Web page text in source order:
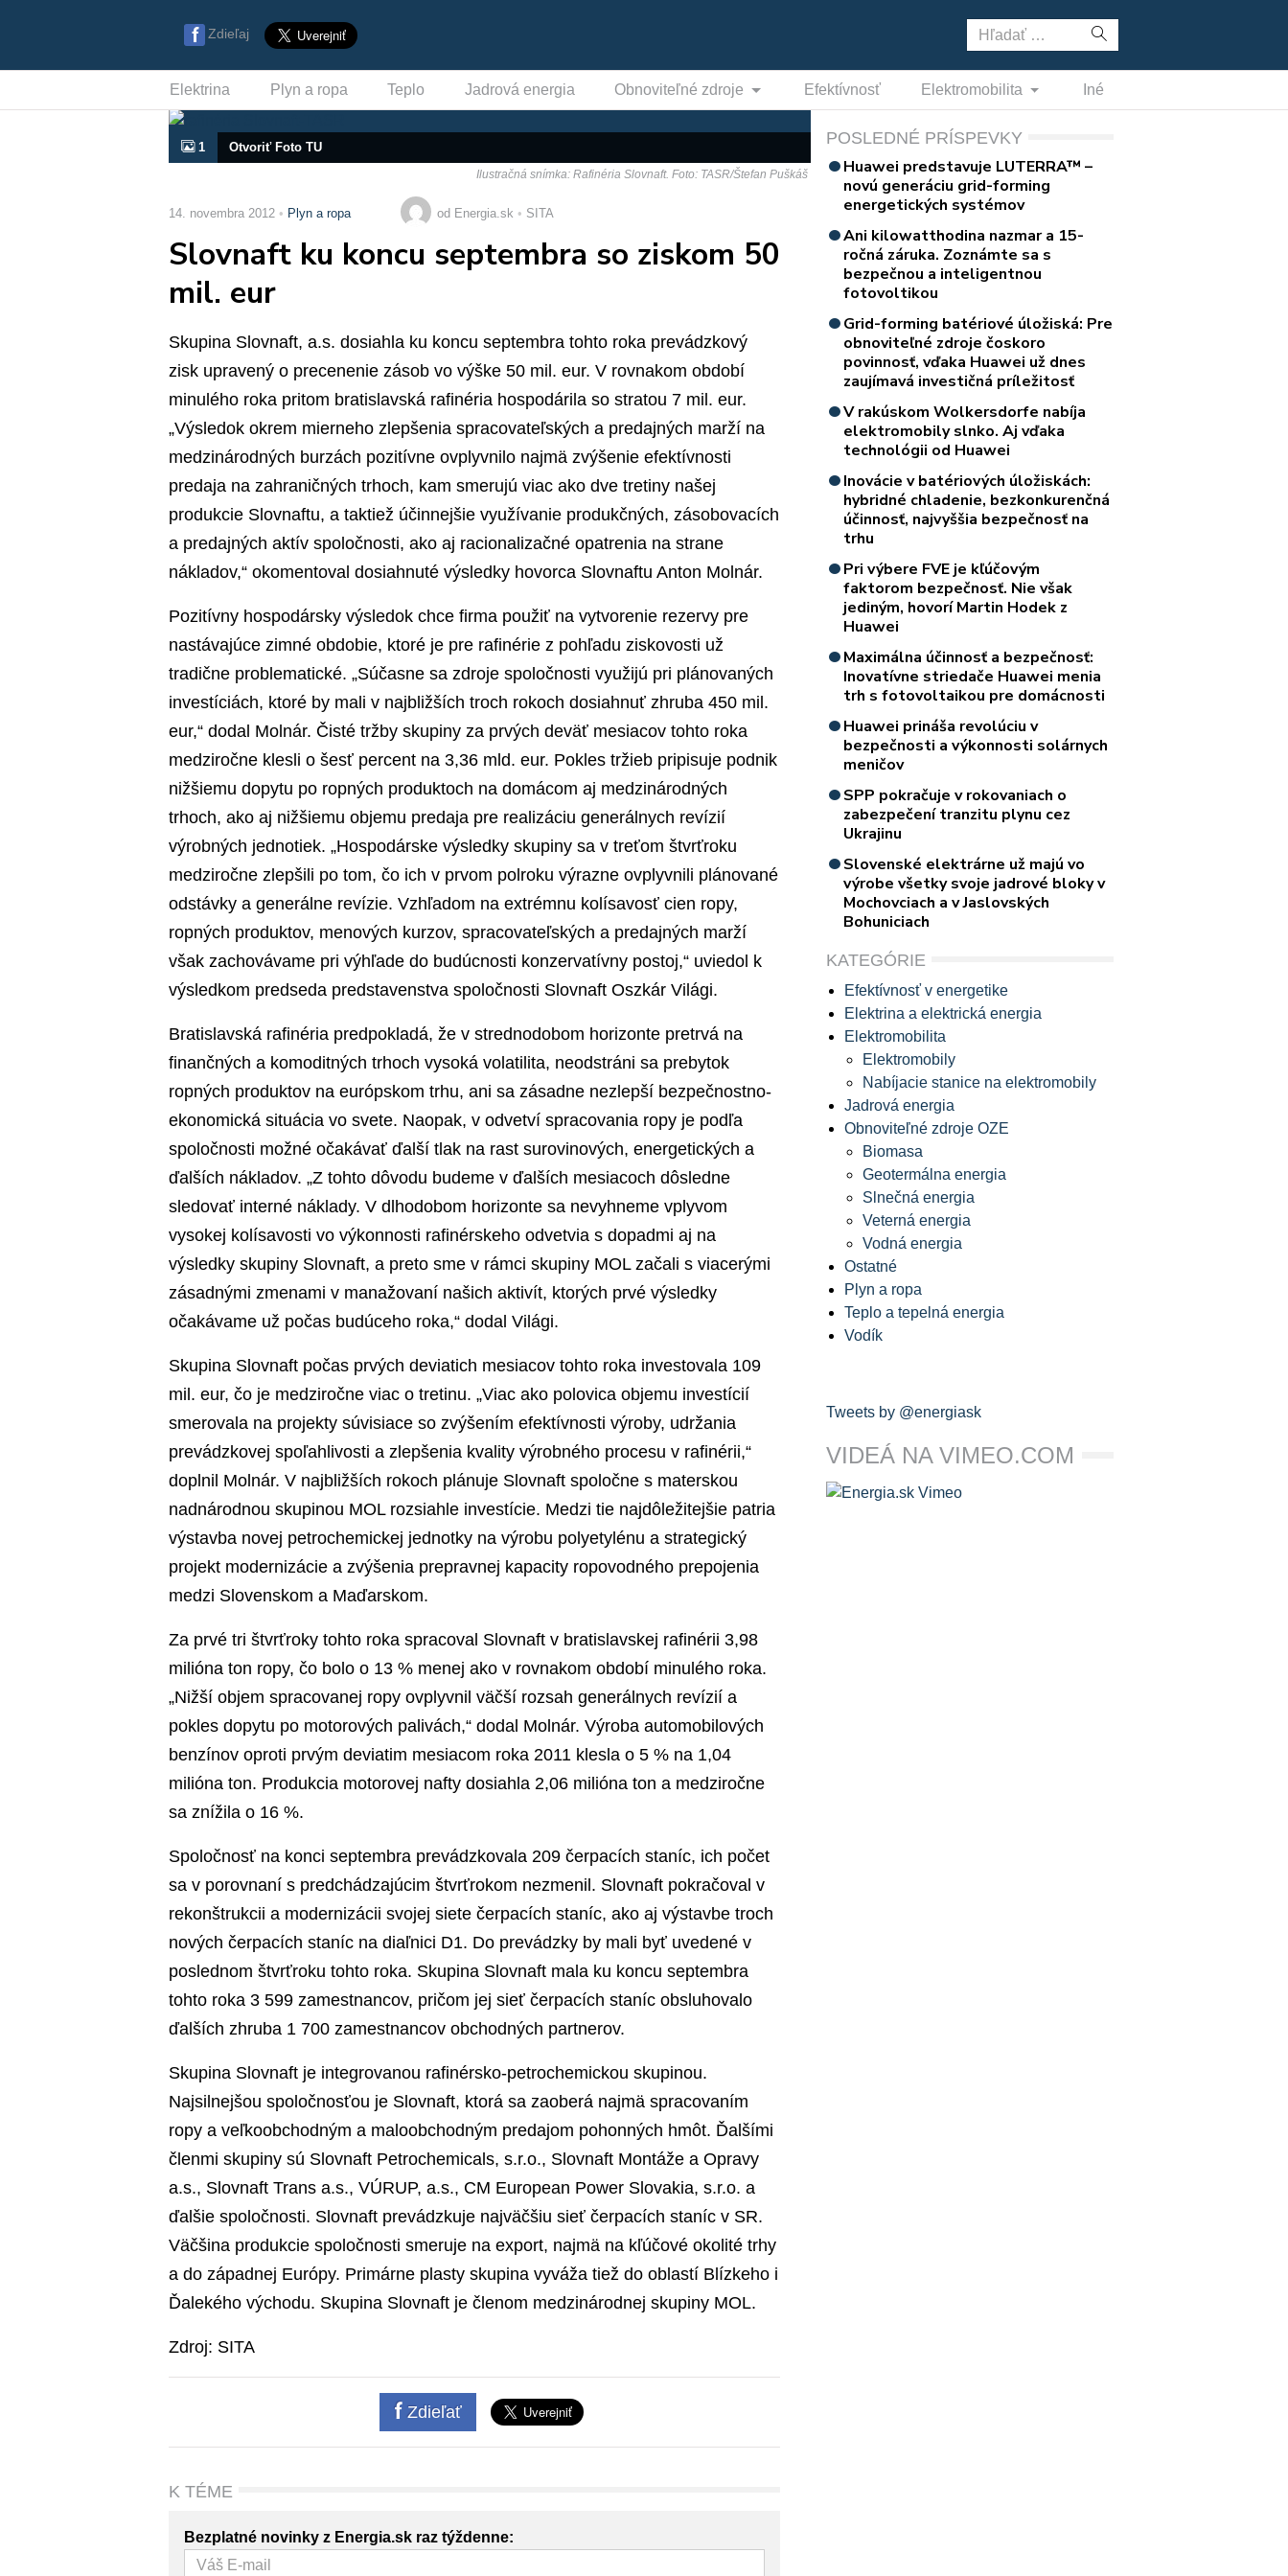
Zdieľaj Hľadať:
Elektrina Plyn a ropa Teplo Jadrová energia Obnoviteľné zdroje Efektívnosť Elektromobilita Iné
1 Otvoriť Foto TU
Ilustračná snímka: Rafinéria Slovnaft. Foto: TASR/Štefan Puškáš
14. novembra 2012 Plyn a ropa od Energia.sk SITA
Slovnaft ku koncu septembra so ziskom 50
mil. eur
Skupina Slovnaft, a.s. dosiahla ku koncu septembra tohto roka prevádzkový
zisk upravený o precenenie zásob vo výške 50 mil. eur. V rovnakom období
minulého roka pritom bratislavská rafinéria hospodárila so stratou 7 mil. eur.
„Výsledok okrem mierneho zlepšenia spracovateľských a predajných marží na
medzinárodných burzách pozitívne ovplyvnilo najmä zvýšenie efektívnosti
predaja na zahraničných trhoch, kam smerujú viac ako dve tretiny našej
produkcie Slovnaftu, a taktiež účinnejšie využívanie produkčných, zásobovacích
a predajných aktív spoločnosti, ako aj racionalizačné opatrenia na strane
nákladov,“ okomentoval dosiahnuté výsledky hovorca Slovnaftu Anton Molnár.
Pozitívny hospodársky výsledok chce firma použiť na vytvorenie rezervy pre
nastávajúce zimné obdobie, ktoré je pre rafinérie z pohľadu ziskovosti už
tradične problematické. „Súčasne sa zdroje spoločnosti využijú pri plánovaných
investíciách, ktoré by mali v najbližších troch rokoch dosiahnuť zhruba 450 mil.
eur,“ dodal Molnár. Čisté tržby skupiny za prvých deväť mesiacov tohto roka
medziročne klesli o šesť percent na 3,36 mld. eur. Pokles tržieb pripisuje podnik
nižšiemu dopytu po ropných produktoch na domácom aj medzinárodných
trhoch, ako aj nižšiemu objemu predaja pre realizáciu generálnych revízií
výrobných jednotiek. „Hospodárske výsledky skupiny sa v treťom štvrťroku
medziročne zlepšili po tom, čo ich v prvom polroku výrazne ovplyvnili plánované
odstávky a generálne revízie. Vzhľadom na extrémnu kolísavosť cien ropy,
ropných produktov, menových kurzov, spracovateľských a predajných marží
však zachovávame pri výhľade do budúcnosti konzervatívny postoj,“ uviedol k
výsledkom predseda predstavenstva spoločnosti Slovnaft Oszkár Világi.
Bratislavská rafinéria predpokladá, že v strednodobom horizonte pretrvá na
finančných a komoditných trhoch vysoká volatilita, neodstráni sa prebytok
ropných produktov na európskom trhu, ani sa zásadne nezlepší bezpečnostno-
ekonomická situácia vo svete. Naopak, v odvetví spracovania ropy je podľa
spoločnosti možné očakávať ďalší tlak na rast surovinových, energetických a
ďalších nákladov. „Z tohto dôvodu budeme v ďalších mesiacoch dôsledne
sledovať interné náklady. V dlhodobom horizonte sa nevyhneme vplyvom
vysokej kolísavosti vo výkonnosti rafinérskeho odvetvia s dopadmi aj na
výsledky skupiny Slovnaft, a preto sme v rámci skupiny MOL začali s viacerými
zásadnými zmenami v manažovaní našich aktivít, ktorých prvé výsledky
očakávame už počas budúceho roka,“ dodal Világi.
Skupina Slovnaft počas prvých deviatich mesiacov tohto roka investovala 109
mil. eur, čo je medziročne viac o tretinu. „Viac ako polovica objemu investícií
smerovala na projekty súvisiace so zvýšením efektívnosti výroby, udržania
prevádzkovej spoľahlivosti a zlepšenia kvality výrobného procesu v rafinérii,“
doplnil Molnár. V najbližších rokoch plánuje Slovnaft spoločne s materskou
nadnárodnou skupinou MOL rozsiahle investície. Medzi tie najdôležitejšie patria
výstavba novej petrochemickej jednotky na výrobu polyetylénu a strategický
projekt modernizácie a zvýšenia prepravnej kapacity ropovodného prepojenia
medzi Slovenskom a Maďarskom.
Za prvé tri štvrťroky tohto roka spracoval Slovnaft v bratislavskej rafinérii 3,98
milióna ton ropy, čo bolo o 13 % menej ako v rovnakom období minulého roka.
„Nižší objem spracovanej ropy ovplyvnil väčší rozsah generálnych revízií a
pokles dopytu po motorových palivách,“ dodal Molnár. Výroba automobilových
benzínov oproti prvým deviatim mesiacom roka 2011 klesla o 5 % na 1,04
milióna ton. Produkcia motorovej nafty dosiahla 2,06 milióna ton a medziročne
sa znížila o 16 %.
Spoločnosť na konci septembra prevádzkovala 209 čerpacích staníc, ich počet
sa v porovnaní s predchádzajúcim štvrťrokom nezmenil. Slovnaft pokračoval v
rekonštrukcii a modernizácii svojej siete čerpacích staníc, ako aj výstavbe troch
nových čerpacích staníc na diaľnici D1. Do prevádzky by mali byť uvedené v
poslednom štvrťroku tohto roka. Skupina Slovnaft mala ku koncu septembra
tohto roka 3 599 zamestnancov, pričom jej sieť čerpacích staníc obsluhovalo
ďalších zhruba 1 700 zamestnancov obchodných partnerov.
Skupina Slovnaft je integrovanou rafinérsko-petrochemickou skupinou.
Najsilnejšou spoločnosťou je Slovnaft, ktorá sa zaoberá najmä spracovaním
ropy a veľkoobchodným a maloobchodným predajom pohonných hmôt. Ďalšími
členmi skupiny sú Slovnaft Petrochemicals, s.r.o., Slovnaft Montáže a Opravy
a.s., Slovnaft Trans a.s., VÚRUP, a.s., CM European Power Slovakia, s.r.o. a
ďalšie spoločnosti. Slovnaft prevádzkuje najväčšiu sieť čerpacích staníc v SR.
Väčšina produkcie spoločnosti smeruje na export, najmä na kľúčové okolité trhy
a do západnej Európy. Primárne plasty skupina vyváža tiež do oblastí Blízkeho i
Ďalekého východu. Skupina Slovnaft je členom medzinárodnej skupiny MOL.
Zdroj: SITA
Zdieľať
K TÉME
Bezplatné novinky z Energia.sk raz týždenne:
POSLEDNÉ PRÍSPEVKY
Huawei predstavuje LUTERRA™ –
novú generáciu grid-forming
energetických systémov
Ani kilowatthodina nazmar a 15-
ročná záruka. Zoznámte sa s
bezpečnou a inteligentnou
fotovoltikou
Grid-forming batériové úložiská: Pre
obnoviteľné zdroje čoskoro
povinnosť, vďaka Huawei už dnes
zaujímavá investičná príležitosť
V rakúskom Wolkersdorfe nabíja
elektromobily slnko. Aj vďaka
technológii od Huawei
Inovácie v batériových úložiskách:
hybridné chladenie, bezkonkurenčná
účinnosť, najvyššia bezpečnosť na
trhu
Pri výbere FVE je kľúčovým
faktorom bezpečnosť. Nie však
jediným, hovorí Martin Hodek z
Huawei
Maximálna účinnosť a bezpečnosť:
Inovatívne striedače Huawei menia
trh s fotovoltaikou pre domácnosti
Huawei prináša revolúciu v
bezpečnosti a výkonnosti solárnych
meničov
SPP pokračuje v rokovaniach o
zabezpečení tranzitu plynu cez
Ukrajinu
Slovenské elektrárne už majú vo
výrobe všetky svoje jadrové bloky v
Mochovciach a v Jaslovských
Bohuniciach
KATEGÓRIE
Efektívnosť v energetike
Elektrina a elektrická energia
Elektromobilita
Elektromobily
Nabíjacie stanice na elektromobily
Jadrová energia
Obnoviteľné zdroje OZE
Biomasa
Geotermálna energia
Slnečná energia
Veterná energia
Vodná energia
Ostatné
Plyn a ropa
Teplo a tepelná energia
Vodík
Tweets by @energiask
VIDEÁ NA VIMEO.COM